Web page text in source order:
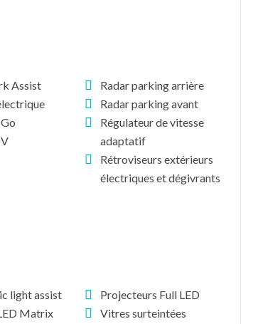
Assist
Radar parking arrière
Radar parking avant
Régulateur de vitesse
adaptatif
Rétroviseurs extérieurs
électriques et dégivrants
light assist
Matrix
Projecteurs Full LED
Vitres surteintées